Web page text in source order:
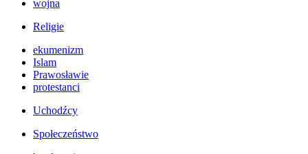
wojna
Religie
ekumenizm
Islam
Prawosławie
protestanci
Uchodźcy
Społeczeństwo